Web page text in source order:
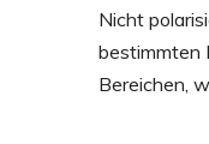
Nicht
bestimmten
Bereichen,